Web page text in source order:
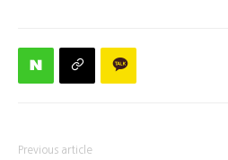
Previous article